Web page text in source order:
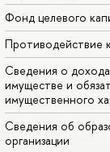
Фонд целевого
Противодействие
Сведения о
имуществе и
имущественного
Сведения об
организации